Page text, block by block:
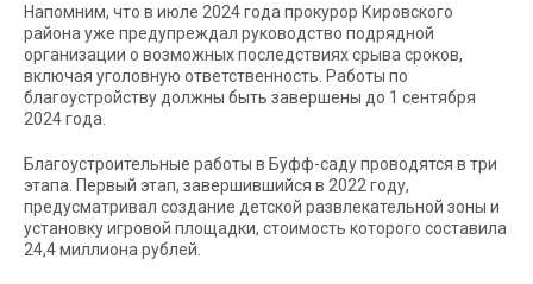
Напомним, что в июле 2024 года прокурор Кировского
района уже предупреждал руководство подрядной
организации о возможных последствиях срыва сроков,
включая уголовную ответственность. Работы по
благоустройству должны быть завершены до 1 сентября
2024 года.
Благоустроительные работы в Буфф-саду проводятся в три
этапа. Первый этап, завершившийся в 2022 году,
предусматривал создание детской развлекательной зоны и
установку игровой площадки, стоимость которого составила
24,4 миллиона рублей.